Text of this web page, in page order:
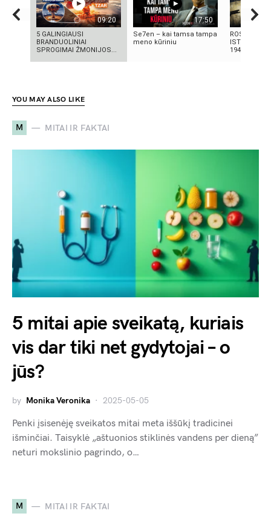
09:20
5 GALINGIAUSI
BRANDUOLINIAI
SPROGIMAI ŽMONIJOS...
17:50
Se7en – kai tamsa tampa
meno kūriniu
ROSVELO
ISTORIJA:
1947-
YOU MAY ALSO LIKE
M MITAI IR FAKTAI
5 mitai apie sveikatą, kuriais
vis dar tiki net gydytojai – o
jūs?
by Monika Veronika 2025-05-05
Penki įsisenėję sveikatos mitai meta iššūkį tradicinei
išminčiai. Taisyklė „aštuonios stiklinės vandens per dieną”
neturi mokslinio pagrindo, o…
M MITAI IR FAKTAI